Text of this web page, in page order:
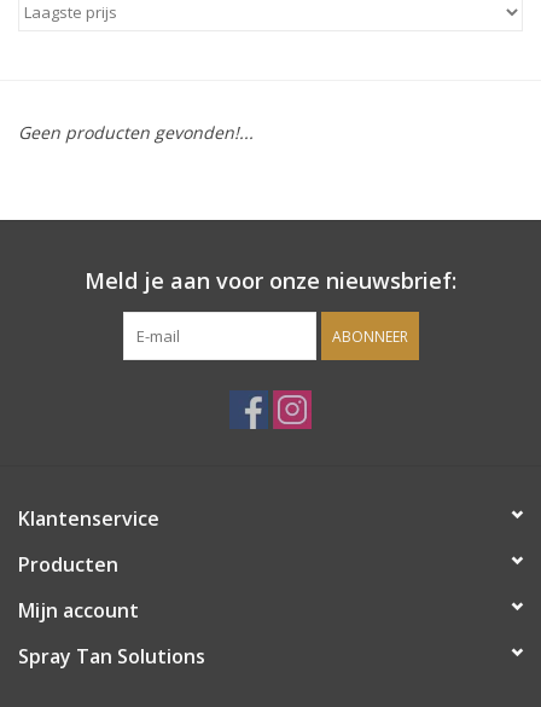
Selftan producten
Verzorging / Accessoires
Onderdelen
Ventilatoren / Afzuiging
adviesgesprek met ons!
Suntana
Geen producten gevonden!...
Meld je aan voor onze nieuwsbrief:
ABONNEER
Klantenservice
Producten
Mijn account
Spray Tan Solutions